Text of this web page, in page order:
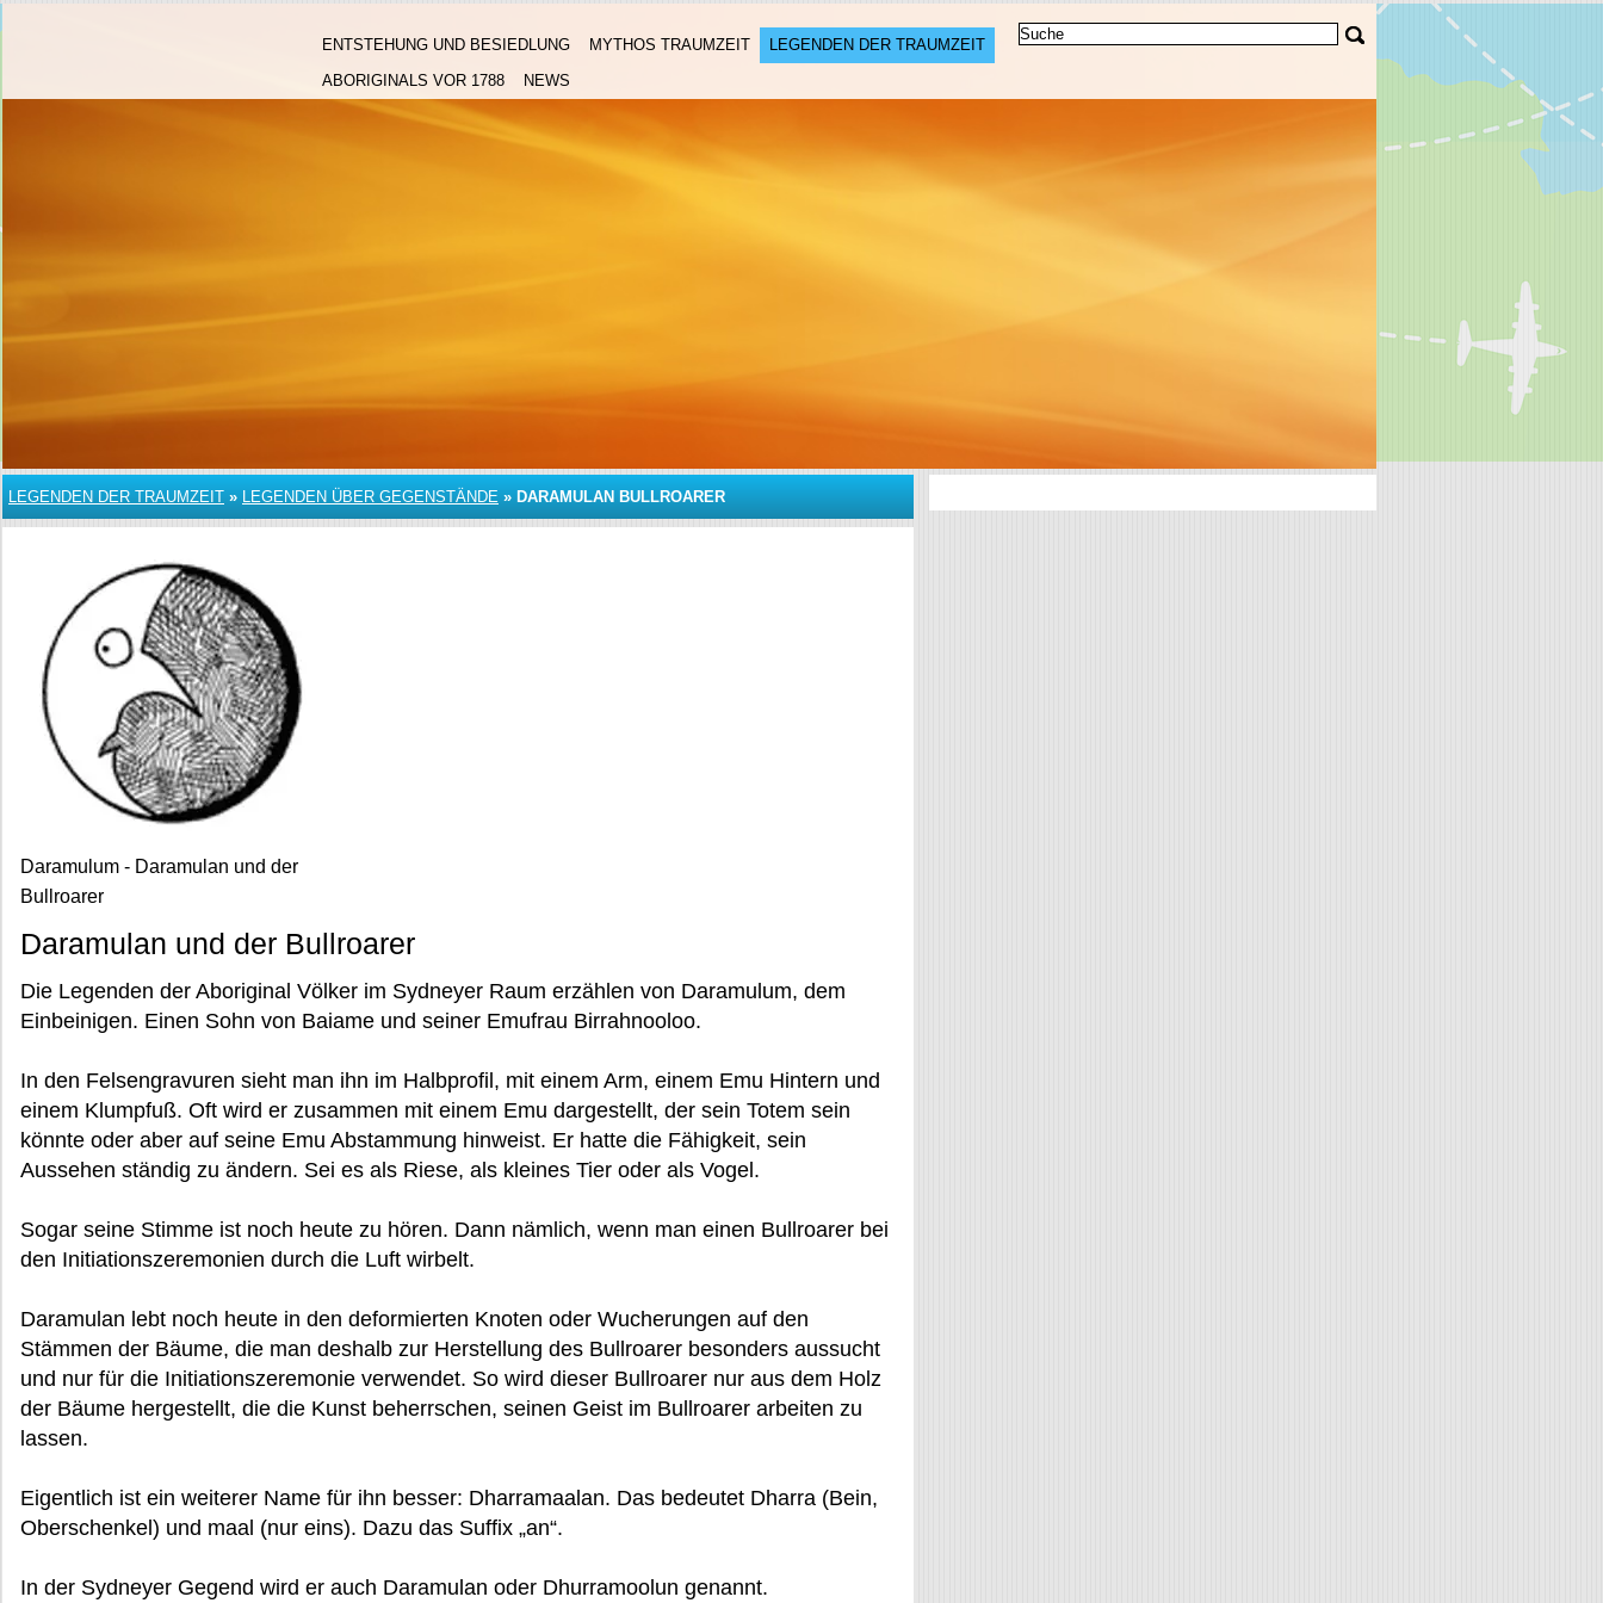
ENTSTEHUNG UND BESIEDLUNG MYTHOS TRAUMZEIT
LEGENDEN DER TRAUMZEIT
ABORIGINALS VOR 1788
NEWS
LEGENDEN DER TRAUMZEIT » LEGENDEN ÜBER GEGENSTÄNDE » DARAMULAN BULLROARER
Daramulum - Daramulan und der
Bullroarer
Daramulan und der Bullroarer
Die Legenden der Aboriginal Völker im Sydneyer Raum erzählen von Daramulum, dem
Einbeinigen. Einen Sohn von Baiame und seiner Emufrau Birrahnooloo.
In den Felsengravuren sieht man ihn im Halbprofil, mit einem Arm, einem Emu Hintern und
einem Klumpfuß. Oft wird er zusammen mit einem Emu dargestellt, der sein Totem sein
könnte oder aber auf seine Emu Abstammung hinweist. Er hatte die Fähigkeit, sein
Aussehen ständig zu ändern. Sei es als Riese, als kleines Tier oder als Vogel.
Sogar seine Stimme ist noch heute zu hören. Dann nämlich, wenn man einen Bullroarer bei
den Initiationszeremonien durch die Luft wirbelt.
Daramulan lebt noch heute in den deformierten Knoten oder Wucherungen auf den
Stämmen der Bäume, die man deshalb zur Herstellung des Bullroarer besonders aussucht
und nur für die Initiationszeremonie verwendet. So wird dieser Bullroarer nur aus dem Holz
der Bäume hergestellt, die die Kunst beherrschen, seinen Geist im Bullroarer arbeiten zu
lassen.
Eigentlich ist ein weiterer Name für ihn besser: Dharramaalan. Das bedeutet Dharra (Bein,
Oberschenkel) und maal (nur eins). Dazu das Suffix „an“.
In der Sydneyer Gegend wird er auch Daramulan oder Dhurramoolun genannt.